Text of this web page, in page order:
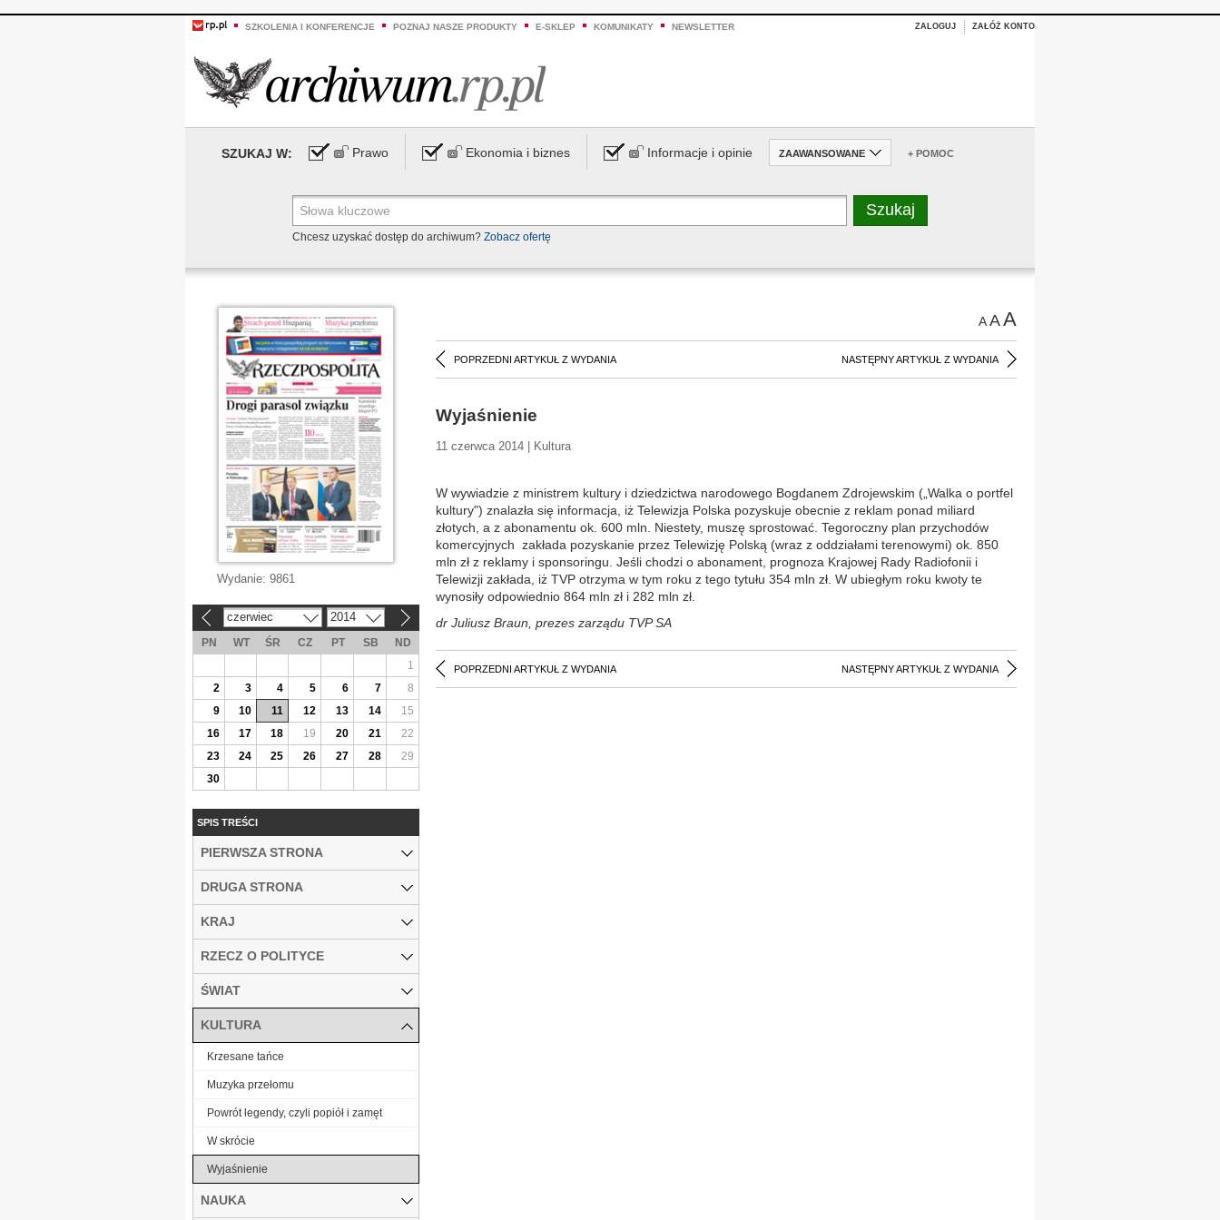
SZKOLENIA I KONFERENCJE POZNAJ NASZE PRODUKTY E-SKLEP KOMUNIKATY NEWSLETTER ZALOGUJ ZAŁÓŻ KONTO
SZUKAJ W: Prawo Ekonomia i biznes Informacje i opinie ZAAWANSOWANE + POMOC
Chcesz uzyskać dostęp do archiwum? Zobacz ofertę
AAA
POPRZEDNI ARTYKUŁ Z WYDANIA NASTĘPNY ARTYKUŁ Z WYDANIA
Wyjaśnienie
11 czerwca 2014 | Kultura
W wywiadzie z ministrem kultury i dziedzictwa narodowego Bogdanem Zdrojewskim („Walka o portfel
kultury") znalazła się informacja, iż Telewizja Polska pozyskuje obecnie z reklam ponad miliard
złotych, a z abonamentu ok. 600 mln. Niestety, muszę sprostować. Tegoroczny plan przychodów
komercyjnych zakłada pozyskanie przez Telewizję Polską (wraz z oddziałami terenowymi) ok. 850
mln zł z reklamy i sponsoringu. Jeśli chodzi o abonament, prognoza Krajowej Rady Radiofonii i
Telewizji zakłada, iż TVP otrzyma w tym roku z tego tytułu 354 mln zł. W ubiegłym roku kwoty te
wynosiły odpowiednio 864 mln zł i 282 mln zł.
dr Juliusz Braun, prezes zarządu TVP SA
POPRZEDNI ARTYKUŁ Z WYDANIA NASTĘPNY ARTYKUŁ Z WYDANIA
Wydanie: 9861
czerwiec 2014
PN WT ŚR CZ PT SB
ND
1
2
3 4 5 6 7
8
9
10 11 12 13 14
15
16
17 18 19 20 21
22
23
24 25 26 27 28
29
30
SPIS TREŚCI
PIERWSZA STRONA
DRUGA STRONA
KRAJ
RZECZ O POLITYCE
ŚWIAT
KULTURA
Krzesane tańce
Muzyka przełomu
Powrót legendy, czyli popiół i zamęt
W skrócie
Wyjaśnienie
NAUKA